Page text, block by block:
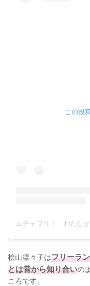
この投
桧山凛々子はフリーラ
とは昔から知り合いの
ころです。